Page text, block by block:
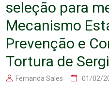
seleção para
Mecanismo
Prevenção e
Tortura de
Fernanda Sales 01/02/